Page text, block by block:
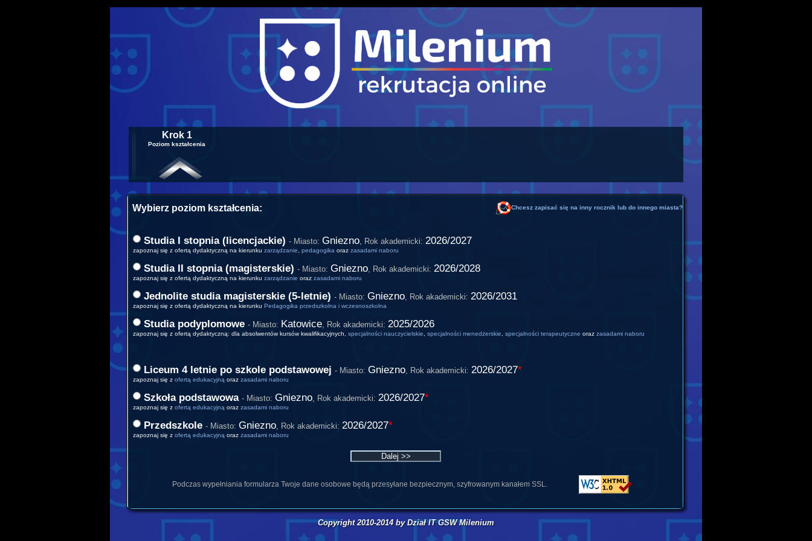
Krok 1
Poziom kształcenia
Wybierz poziom kształcenia: Chcesz zapisać się na inny rocznik lub do innego miasta?
Studia I stopnia (licencjackie) - Miasto: Gniezno, Rok akademicki: 2026/2027
zapoznaj się z ofertą dydaktyczną na kierunku zarządzanie pedagogika oraz zasadami naboru
Studia II stopnia (magisterskie) - Miasto: Gniezno, Rok akademicki: 2026/2028
zapoznaj się z ofertą dydaktyczną na kierunku zarządzanie oraz zasadami naboru
Jednolite studia magisterskie (5-letnie) - Miasto: Gniezno, Rok akademicki: 2026/2031
zapoznaj się z ofertą dydaktyczną na kierunku Pedagogika przedszkolna i wczesnoszkolna
Studia podyplomowe - Miasto: Katowice, Rok akademicki: 2025/2026
zapoznaj się z ofertą dydaktyczną: dla absolwentów kursów kwalifikacyjnych, specjalności nauczycielskie specjalności menedżerskie specjalności terapeutyczne oraz zasadami naboru
Liceum 4 letnie po szkole podstawowej - Miasto: Gniezno, Rok akademicki: 2026/2027*
zapoznaj się z ofertą edukacyjną oraz zasadami naboru
Szkoła podstawowa - Miasto: Gniezno, Rok akademicki: 2026/2027*
zapoznaj się z ofertą edukacyjną oraz zasadami naboru
Przedszkole - Miasto: Gniezno, Rok akademicki: 2026/2027*
zapoznaj się z ofertą edukacyjną oraz zasadami naboru
Podczas wypełniania formularza Twoje dane osobowe będą przesyłane bezpiecznym, szyfrowanym kanałem SSL.
Copyright 2010-2014 by Dział IT GSW Milenium